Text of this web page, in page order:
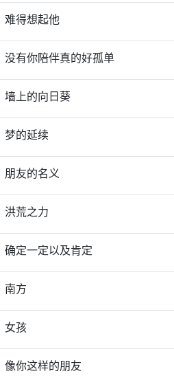
难得想起他
没有你陪伴真的好孤单
墙上的向日葵
梦的延续
朋友的名义
洪荒之力
确定一定以及肯定
南方
女孩
像你这样的朋友